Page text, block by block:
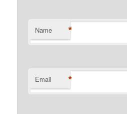
Name *
Email *